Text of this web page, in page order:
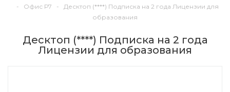
-
Офис Р7 -
Десктоп (****) Подписка на 2 года Лицензии для
образования
Десктоп (****) Подписка на 2 года
Лицензии для образования